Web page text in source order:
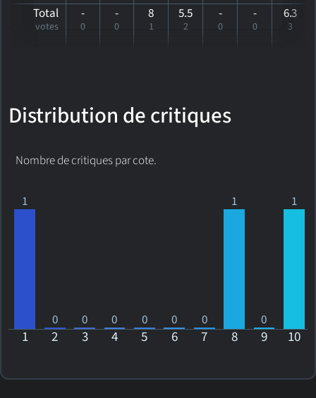
Total
votes
-
0
-
0
8
1
5.5
2
-
0
-
0
6.3
3
Distribution de critiques
Nombre de critiques par cote.
1
0 0 0 0 0 0
1
0
1
1 2 3 4 5 6 7 8 9 10